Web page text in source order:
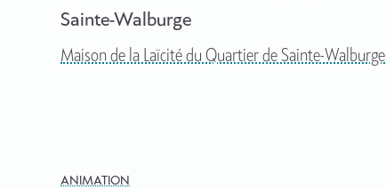
Sainte-Walburge
Maison de la Laïcité du Quartier de Sainte-Walburge
ANIMATION